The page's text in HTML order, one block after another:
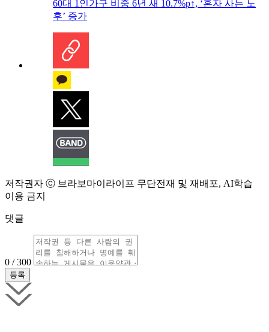
60대 1인가구 비중 6년 새 10.7%p↑, ‘혼자 사는 노
후’ 증가
저작권자 ⓒ 브라보마이라이프 무단전재 및 재배포, AI학습
이용 금지
댓글
0 / 300